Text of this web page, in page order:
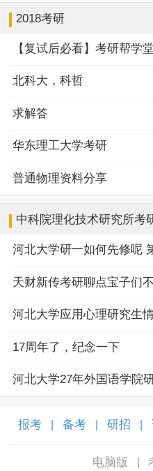
2018考研
【复试后必看】考研帮学
北科大，科哲
求解答
华东理工大学考研
普通物理资料分享
中科院理化技术研究所考
河北大学研一如何先修呢
河北大学应用心理研究生
17周年了，纪念一下
报考 备考 研招
电脑版